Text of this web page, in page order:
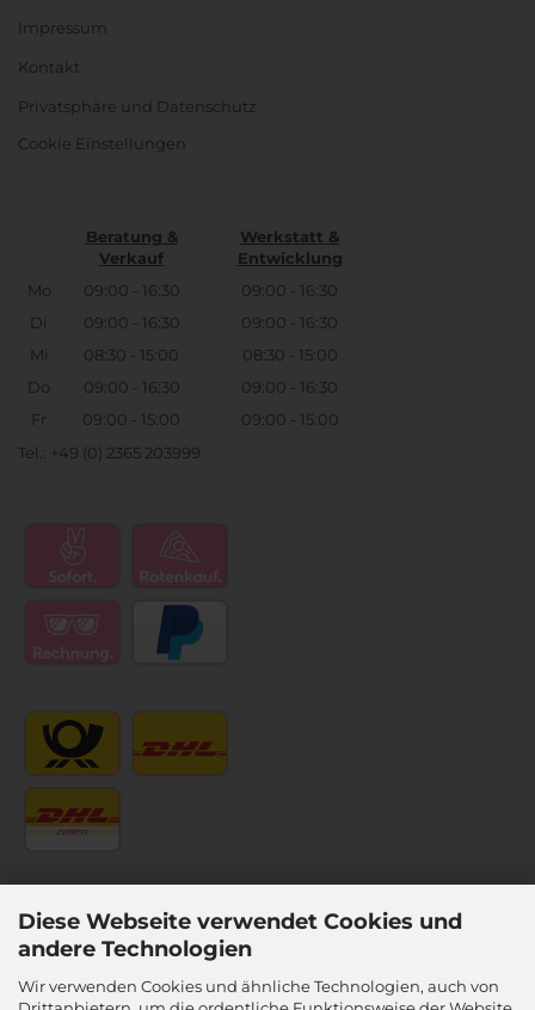
Diese Webseite verwendet Cookies und
andere Technologien
Wir verwenden Cookies und ähnliche Technologien, auch von
Impressum
Kontakt
Privatsphäre und Datenschutz
Cookie Einstellungen
Beratung &
Verkauf
Werkstatt &
Entwicklung
Mo
09:00 - 16:30
09:00 - 16:30
Di
09:00 - 16:30
09:00 - 16:30
Mi
08:30 - 15:00
08:30 - 15:00
Do
09:00 - 16:30
09:00 - 16:30
Fr
09:00 - 15:00
09:00 - 15:00
Tel.: +49 (0) 2365 203999